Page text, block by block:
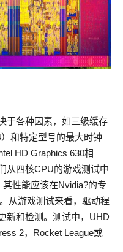
于各种因素，如三级缓存
和特定型号的最大时钟
HD Graphics 630相
从四核CPU的游戏测试中
性能应该在Nvidia?的专
从游戏测试来看，驱动程
新和检测。测试中，UHD
2，Rocket League或